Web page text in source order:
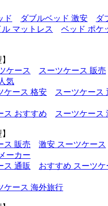
ド ダブルベッド 激安
ダ
マットレス
ベッド ポケ
ケース
スーツケース 販売
気
ケース 格安
スーツケース
ス おすすめ スーツケース
ス 販売
激安 スーツケース
ーカー
ス 通販
おすすめ スーツケ
ケース 海外旅行